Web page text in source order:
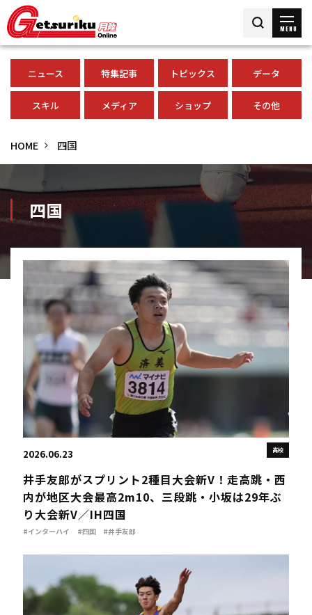
MENU
ニュース 特集記事 トピックス データ
スキル メディア ショップ その他
HOME 四国
四国
高校
2026.06.23
井手友郎がスプリント2種目大会新V！走高跳・西
内が地区大会最高2m10、三段跳・小坂は29年ぶ
り大会新V／IH四国
#インターハイ #四国 #井手友郎